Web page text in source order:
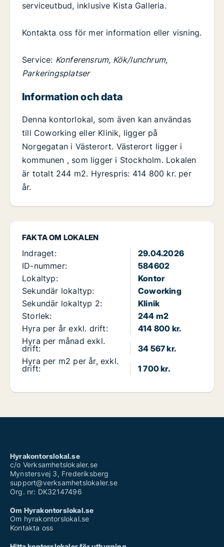
FAKTA OM LOKALEN
Indraget:
29.04.2026
ID-nummer:
584602
Lokaltyp:
Kontor
Sekundär lokaltyp:
Coworking
Sekundär lokaltyp 2:
Klinik
Storlek:
244 m2
Hyra per år exkl. drift:
414 800 kr.
Hyra per månad exkl.
drift:
34 567 kr.
Hyra per m2 per år, exkl.
drift: 1 700 kr.
serviceutbud, inklusive Kista Galleria.
Kontakta oss för mer information eller visning.
Service: Konferensrum, Kök/lunchrum,
Parkeringsplatser
Information och data
Denna kontorlokal, som även kan användas
till Coworking eller Klinik, ligger på
Norgegatan i Västerort. Västerort ligger i
kommunen , som ligger i Stockholm. Lokalen
är totalt 244 m2. Hyrespris: 414 800 kr. per
år.
Hyrakontorslokal.se
c/o Verksamhetslokaler.se
Mynstersvej 3, Frederiksberg
support@verksamhetslokaler.se
Org. nr: DK32147496
Om Hyrakontorslokal.se
Om hyrakontorslokal.se
Kontakta oss